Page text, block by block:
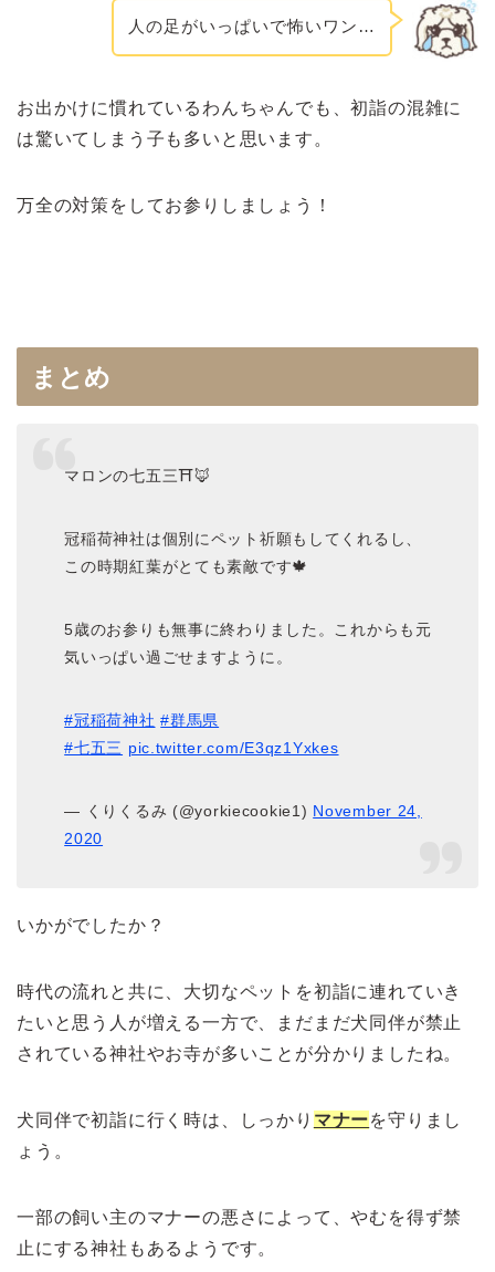
人の足がいっぱいで怖いワン…
お出かけに慣れているわんちゃんでも、初詣の混雑に
は驚いてしまう子も多いと思います。
万全の対策をしてお参りしましょう！
まとめ
マロンの七五三⛩🦊
冠稲荷神社は個別にペット祈願もしてくれるし、
この時期紅葉がとても素敵です🍁
5歳のお参りも無事に終わりました。これからも元
気いっぱい過ごせますように。
#冠稲荷神社 #群馬県
#七五三 pic.twitter.com/E3qz1Yxkes
— くりくるみ (@yorkiecookie1) November 24,
2020
いかがでしたか？
時代の流れと共に、大切なペットを初詣に連れていき
たいと思う人が増える一方で、まだまだ犬同伴が禁止
されている神社やお寺が多いことが分かりましたね。
犬同伴で初詣に行く時は、しっかり マナーを守りまし
ょう。
一部の飼い主のマナーの悪さによって、やむを得ず禁
止にする神社もあるようです。